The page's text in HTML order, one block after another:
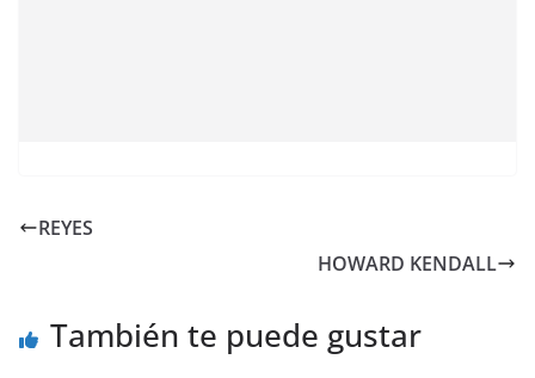
REYES
HOWARD KENDALL
También te puede gustar